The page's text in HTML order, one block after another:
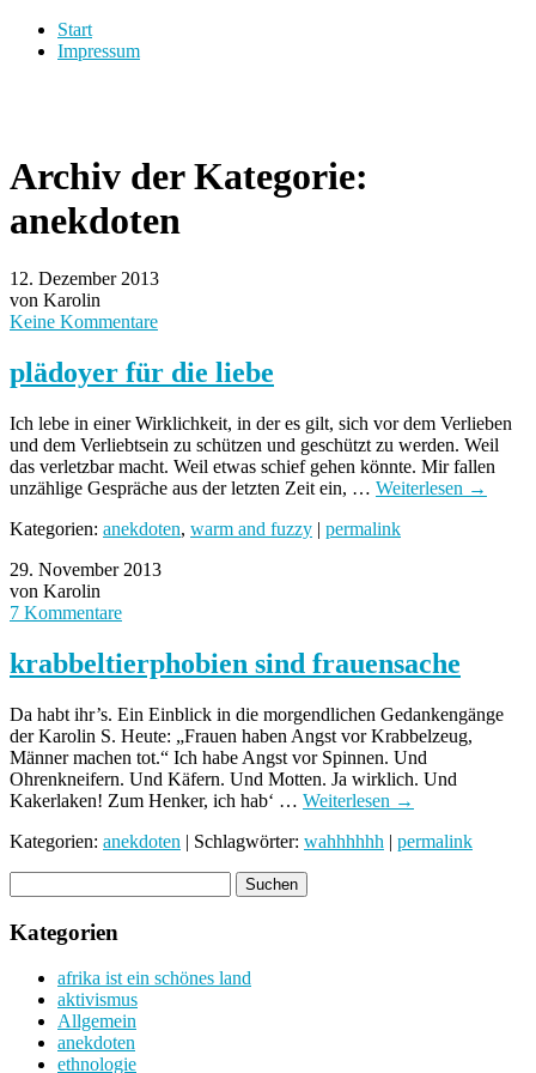
Start
Impressum
Archiv der Kategorie:
anekdoten
12. Dezember 2013
von Karolin
Keine Kommentare
plädoyer für die liebe
Ich lebe in einer Wirklichkeit, in der es gilt, sich vor dem Verlieben
und dem Verliebtsein zu schützen und geschützt zu werden. Weil
das verletzbar macht. Weil etwas schief gehen könnte. Mir fallen
unzählige Gespräche aus der letzten Zeit ein, … Weiterlesen →
Kategorien: anekdoten, warm and fuzzy | permalink
29. November 2013
von Karolin
7 Kommentare
krabbeltierphobien sind frauensache
Da habt ihr’s. Ein Einblick in die morgendlichen Gedankengänge
der Karolin S. Heute: „Frauen haben Angst vor Krabbelzeug,
Männer machen tot.“ Ich habe Angst vor Spinnen. Und
Ohrenkneifern. Und Käfern. Und Motten. Ja wirklich. Und
Kakerlaken! Zum Henker, ich hab‘ … Weiterlesen →
Kategorien: anekdoten | Schlagwörter: wahhhhhh | permalink
Kategorien
afrika ist ein schönes land
aktivismus
Allgemein
anekdoten
ethnologie